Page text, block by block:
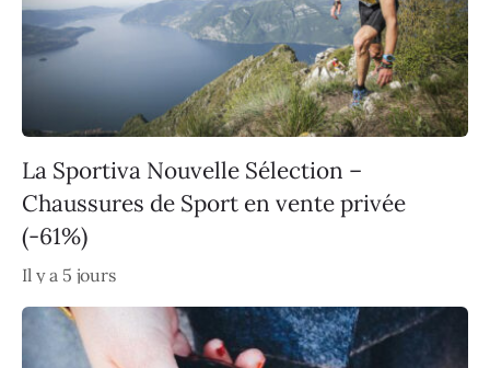
La Sportiva Nouvelle Sélection –
Chaussures de Sport en vente privée
(-61%)
Il y a 5 jours